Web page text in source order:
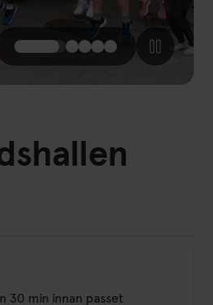
30 min innan passet